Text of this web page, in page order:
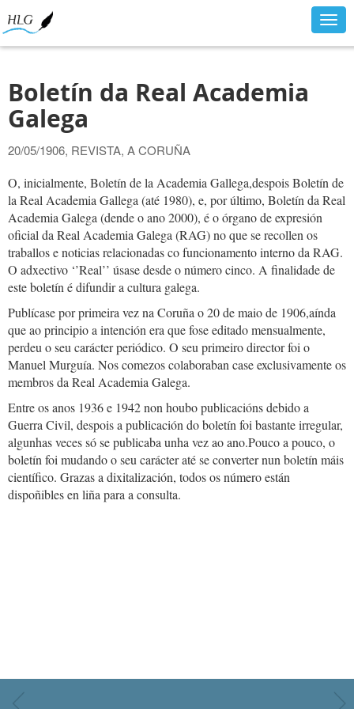
Boletín da Real Academia
Galega
20/05/1906, REVISTA, A CORUÑA
O, inicialmente, Boletín de la Academia Gallega,despois Boletín de
la Real Academia Gallega (até 1980), e, por último, Boletín da Real
Academia Galega (dende o ano 2000), é o órgano de expresión
oficial da Real Academia Galega (RAG) no que se recollen os
traballos e noticias relacionadas co funcionamento interno da RAG.
O adxectivo ‘’Real’’ úsase desde o número cinco. A finalidade de
este boletín é difundir a cultura galega.
Publícase por primeira vez na Coruña o 20 de maio de 1906,aínda
que ao principio a intención era que fose editado mensualmente,
perdeu o seu carácter periódico. O seu primeiro director foi o
Manuel Murguía. Nos comezos colaboraban case exclusivamente os
membros da Real Academia Galega.
Entre os anos 1936 e 1942 non houbo publicacións debido a
Guerra Civil, despois a publicación do boletín foi bastante irregular,
algunhas veces só se publicaba unha vez ao ano.Pouco a pouco, o
boletín foi mudando o seu carácter até se converter nun boletín máis
científico. Grazas a dixitalización, todos os número están
dispoñibles en liña para a consulta.